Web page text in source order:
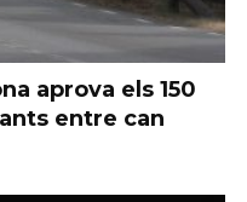
aprova els 150
entre can